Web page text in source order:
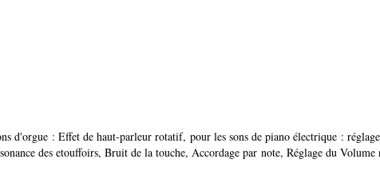
d'orgue : Effet de haut-parleur rotatif, pour les sons de piano électrique :
des etouffoirs, Bruit de la touche, Accordage par note, Réglage du